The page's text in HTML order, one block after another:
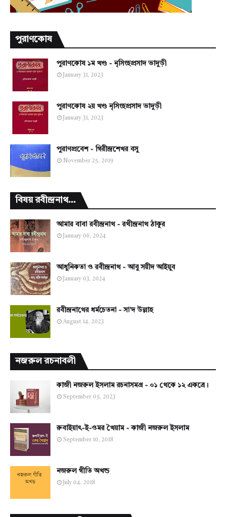
পুরাণকোষ
পুরাণকোষ ১ম খণ্ড - নৃসিংহপ্রসাদ ভাদুড়ী
January 31, 2023
পুরাণকোষ ২য় খণ্ড নৃসিংহপ্রসাদ ভাদুড়ী
January 31, 2023
পুরাণপ্রবেশ - গিরীন্দ্রশেখর বসু
November 25, 2019
বিষয় রবীন্দ্রনাথ...
আমার বাবা রবীন্দ্রনাথ - রথীন্দ্রনাথ ঠাকুর
January 06, 2024
আধুনিকতা ও রবীন্দ্রনাথ - আবু সয়ীদ আইয়ুব
January 03, 2024
রবীন্দ্রনাথের ধর্মচেতনা - সা'দ উল্লাহ
August 14, 2023
নজরুল রচনাবলী
কাজী নজরুল ইসলাম রচনাসমগ্র - ০১ থেকে ১২ একত্রে।
September 05, 2023
রুবাইয়াৎ-ই-ওমর খৈয়াম - কাজী নজরুল ইসলাম
September 10, 2018
নজরুল গীতি অখন্ড
July 04, 2018